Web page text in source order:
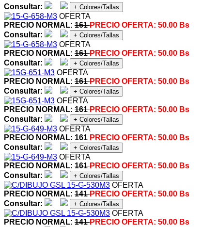
Consultar:
+ Colores/Tallas
OFERTA
PRECIO NORMAL: 161PRECIO OFERTA: 50.00 Bs
Consultar:
+ Colores/Tallas
OFERTA
PRECIO NORMAL: 161PRECIO OFERTA: 50.00 Bs
Consultar:
+ Colores/Tallas
OFERTA
PRECIO NORMAL: 161PRECIO OFERTA: 50.00 Bs
Consultar:
+ Colores/Tallas
OFERTA
PRECIO NORMAL: 161PRECIO OFERTA: 50.00 Bs
Consultar:
+ Colores/Tallas
OFERTA
PRECIO NORMAL: 161PRECIO OFERTA: 50.00 Bs
Consultar:
+ Colores/Tallas
OFERTA
PRECIO NORMAL: 161PRECIO OFERTA: 50.00 Bs
Consultar:
+ Colores/Tallas
OFERTA
PRECIO NORMAL: 141PRECIO OFERTA: 50.00 Bs
Consultar:
+ Colores/Tallas
OFERTA
PRECIO NORMAL: 141PRECIO OFERTA: 50.00 Bs